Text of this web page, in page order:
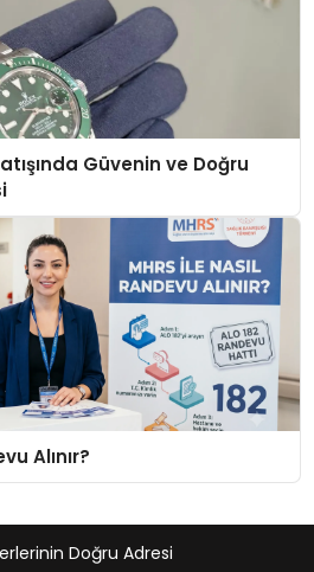
Güvenin ve Doğru
Alınır?
Doğru Adresi